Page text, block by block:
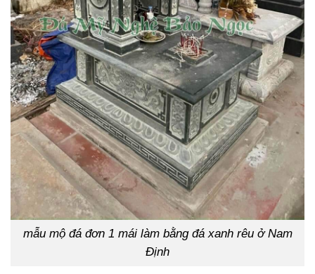
mẫu mộ đá đơn 1 mái làm bằng đá xanh rêu ở Nam
Định